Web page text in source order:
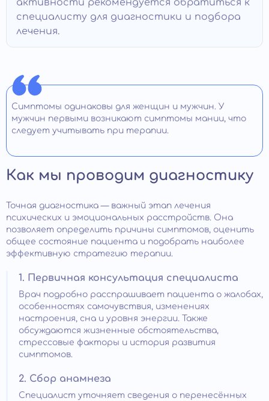
активности рекомендуется обратиться к
специалисту для диагностики и подбора
лечения.
Симптомы одинаковы для женщин и мужчин. У
мужчин первыми возникают симптомы мании, что
следует учитывать при терапии.
Как мы проводим диагностику
Точная диагностика — важный этап лечения
психических и эмоциональных расстройств. Она
позволяет определить причины симптомов, оценить
общее состояние пациента и подобрать наиболее
эффективную стратегию терапии.
1. Первичная консультация специалиста
Врач подробно расспрашивает пациента о жалобах,
особенностях самочувствия, изменениях
настроения, сна и уровня энергии. Также
обсуждаются жизненные обстоятельства,
стрессовые факторы и история развития
симптомов.
2. Сбор анамнеза
Специалист уточняет сведения о перенесённых